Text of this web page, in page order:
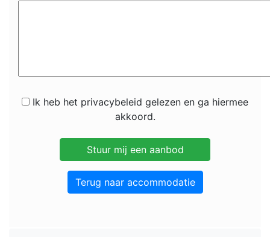
Ik heb het privacybeleid gelezen en ga hiermee
akkoord.
Terug naar accommodatie